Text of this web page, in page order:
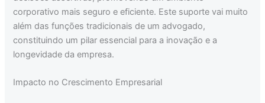
corporativo mais seguro e eficiente. Este suporte vai muito
além das funções tradicionais de um advogado,
constituindo um pilar essencial para a inovação e a
longevidade da empresa.
Impacto no Crescimento Empresarial